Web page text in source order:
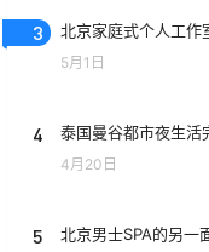
3 北京家庭式个人工作
5月1日
4 泰国曼谷都市夜生活
4月20日
5 北京男士SPA的另一